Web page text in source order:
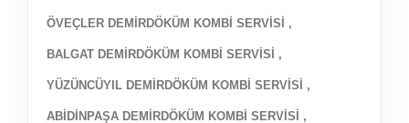
ÖVEÇLER DEMİRDÖKÜM KOMBİ SERVİSİ ,
BALGAT DEMİRDÖKÜM KOMBİ SERVİSİ ,
YÜZÜNCÜYIL DEMİRDÖKÜM KOMBİ SERVİSİ ,
ABİDİNPAŞA DEMİRDÖKÜM KOMBİ SERVİSİ ,